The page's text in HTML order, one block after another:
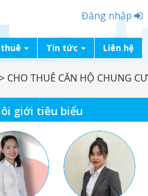
Đăng nhập
Tin tức Liên hệ
> CHO THUÊ CĂN HỘ CHUNG CƯ
giới tiêu biểu